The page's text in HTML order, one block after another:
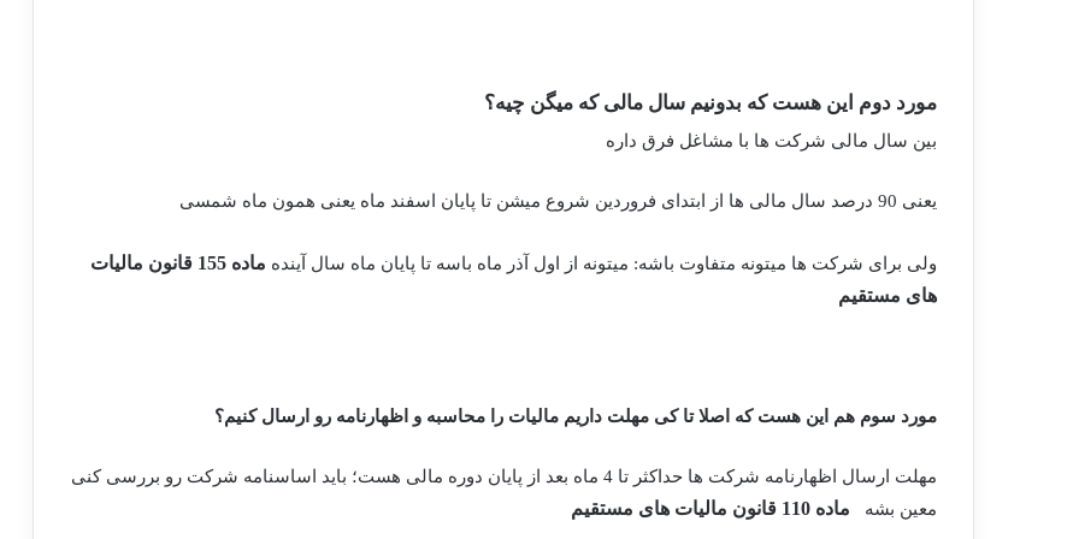
مورد دوم این هست که بدونیم سال مالی که میگن چیه؟
بین سال مالی شرکت ها با مشاغل فرق داره
یعنی 90 درصد سال مالی ها از ابتدای فروردین شروع میشن تا پایان اسفند ماه یعنی همون ماه شمسی
ولی برای شرکت ها میتونه متفاوت باشه: میتونه از اول آذر ماه باسه تا پایان ماه سال آینده
ماده 155 قانون مالیات
های مستقیم
مورد سوم هم این هست که اصلا تا کی مهلت داریم مالیات را محاسبه و اظهارنامه رو ارسال کنیم؟
مهلت ارسال اظهارنامه شرکت ها حداکثر تا 4 ماه بعد از پایان دوره مالی هست؛ باید اساسنامه شرکت رو بررسی کنی
معین بشه ماده 110 قانون مالیات های مستقیم